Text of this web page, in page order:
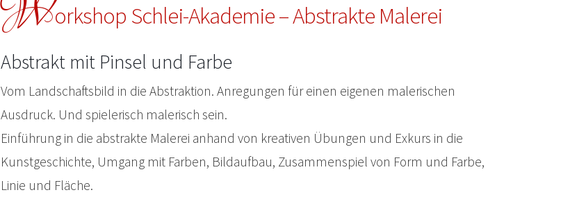
orkshop Schlei-Akademie – Abstrakte Malerei
Abstrakt mit Pinsel und Farbe
Vom Landschaftsbild in die Abstraktion. Anregungen für einen eigenen malerischen
Ausdruck. Und spielerisch malerisch sein.
Einführung in die abstrakte Malerei anhand von kreativen Übungen und Exkurs in die
Kunstgeschichte, Umgang mit Farben, Bildaufbau, Zusammenspiel von Form und Farbe,
Linie und Fläche.